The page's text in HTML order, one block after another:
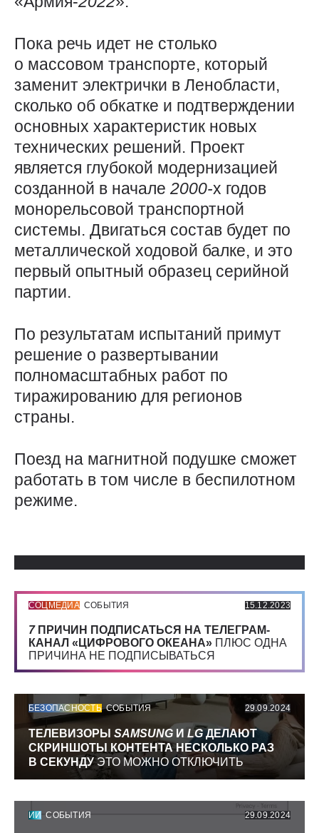
Пока речь идет не столько
о массовом транспорте, который
заменит электрички в Ленобласти,
сколько об обкатке и подтверждении
основных характеристик новых
технических решений. Проект
является глубокой модернизацией
созданной в начале 2000-х годов
монорельсовой транспортной
системы. Двигаться состав будет по
металлической ходовой балке, и это
первый опытный образец серийной
партии.
По результатам испытаний примут
решение о развертывании
полномасштабных работ по
тиражированию для регионов
страны.
Поезд на магнитной подушке сможет
работать в том числе в беспилотном
режиме.
СОЦМЕДИА СОБЫТИЯ 15.12.2023
7 ПРИЧИН ПОДПИСАТЬСЯ НА ТЕЛЕГРАМ-
КАНАЛ «ЦИФРОВОГО ОКЕАНА» ПЛЮС ОДНА
ПРИЧИНА НЕ ПОДПИСЫВАТЬСЯ
БЕЗОПАСНОСТЬ СОБЫТИЯ 29.09.2024
ТЕЛЕВИЗОРЫ SAMSUNG И LGДЕЛАЮТ
СКРИНШОТЫ КОНТЕНТА НЕСКОЛЬКО РАЗ
В СЕКУНДУЭТО МОЖНО ОТКЛЮЧИТЬ
ИИ СОБЫТИЯ 29.09.2024